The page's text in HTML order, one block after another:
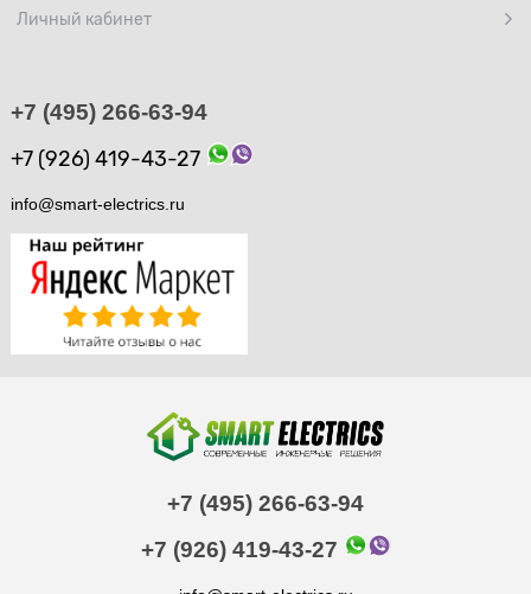
Личный кабинет
+7 (495) 266-63-94
+7 (926) 419-43-27
info@smart-electrics.ru
+7 (495) 266-63-94
+7 (926) 419-43-27